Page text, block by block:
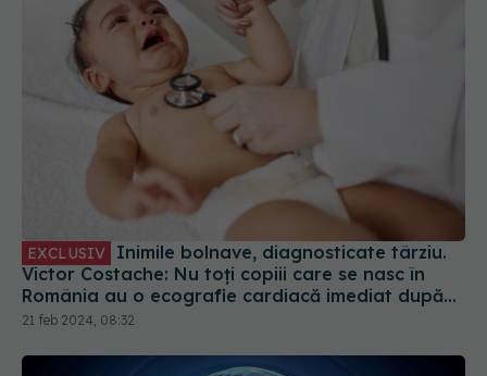
EXCLUSIV
Victor Costache: Nu toți copiii care se nasc în
România au o ecografie cardiacă imediat după
naștere. Asta ar salva mai multe vieți
21 feb 2024, 08:32